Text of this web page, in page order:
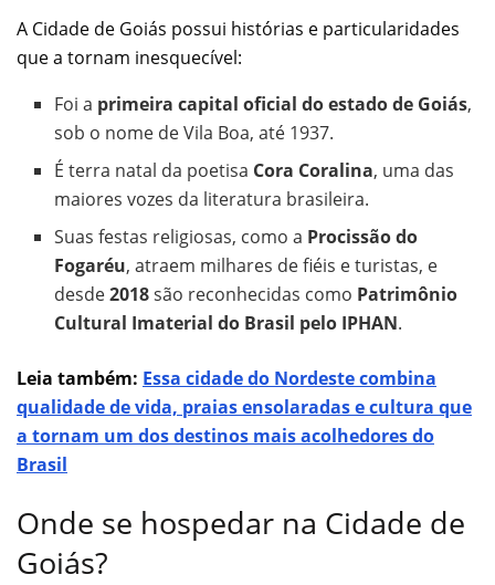
A Cidade de Goiás possui histórias e particularidades
que a tornam inesquecível:
Foi a primeira capital oficial do estado de Goiás,
sob o nome de Vila Boa, até 1937.
É terra natal da poetisa Cora Coralina, uma das
maiores vozes da literatura brasileira.
Suas festas religiosas, como a Procissão do
Fogaréu, atraem milhares de fiéis e turistas, e
desde2018são reconhecidas como Patrimônio
Cultural Imaterial do Brasil pelo IPHAN.
Leia também: Essa cidade do Nordeste combina
qualidade de vida, praias ensolaradas e cultura que
a tornam um dos destinos mais acolhedores do
Brasil
Onde se hospedar na Cidade de
Goiás?